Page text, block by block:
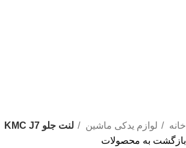
خانه لوازم یدکی ماشین
لنت جلو KMC J7
بازگشت به محصولات